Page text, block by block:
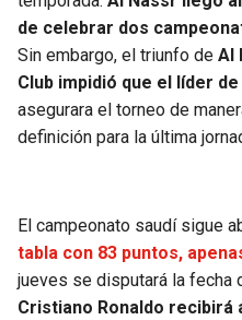
de celebrar dos
Sin embargo, el triunfo de Al
Club impidió que el líder
asegurara el torneo de
definición para la última
El campeonato saudí sigue
tabla con 83 puntos,
jueves se disputará la fecha
Cristiano Ronaldo recibirá